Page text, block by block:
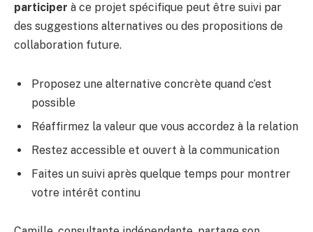
participer à ce projet spécifique peut être suivi par
des suggestions alternatives ou des propositions de
collaboration future.
Proposez une alternative concrète quand c’est
possible
Réaffirmez la valeur que vous accordez à la relation
Restez accessible et ouvert à la communication
Faites un suivi après quelque temps pour montrer
votre intérêt continu